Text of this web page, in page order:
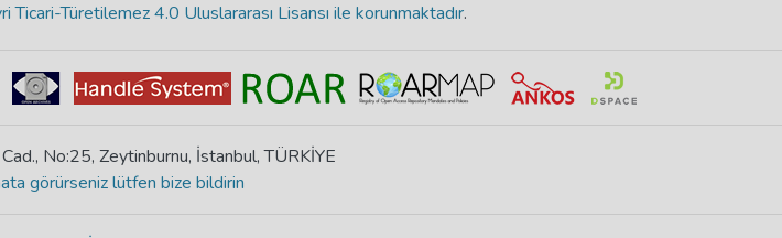
Ticari-Türetilemez 4.0 Uluslararası Lisansı ile korunmaktadır.
No:25, Zeytinburnu, İstanbul, TÜRKİYE
görürseniz lütfen bize bildirin